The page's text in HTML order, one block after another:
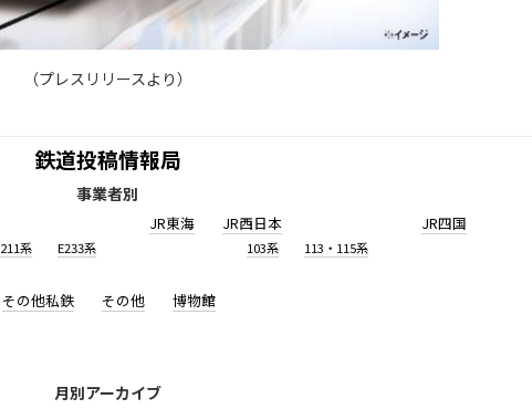
（プレスリリースより）
鉄道投稿情報局
事業者別
211系 E233系
JR東海 JR西日本
103系 113・115系
JR四国
その他私鉄 その他 博物館
月別アーカイブ